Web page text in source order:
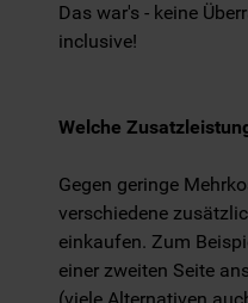
Das war's - keine
inclusive!
Welche
Gegen geringe
verschiedene
einkaufen. Zum
einer zweiten Seite